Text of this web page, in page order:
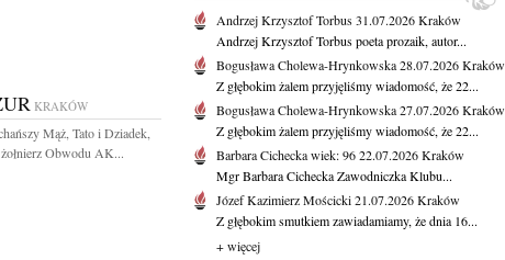
KRAKÓW
Mąż, Tato i Dziadek,
Obwodu AK...
Andrzej Krzysztof Torbus31.07.2026Kraków
Andrzej Krzysztof Torbus poeta prozaik, autor...
Bogusława Cholewa-Hrynkowska28.07.2026Kraków
Z głębokim żalem przyjęliśmy wiadomość, że 22...
Bogusława Cholewa-Hrynkowska27.07.2026Kraków
Z głębokim żalem przyjęliśmy wiadomość, że 22...
Barbara Cicheckawiek: 9622.07.2026Kraków
Mgr Barbara Cichecka Zawodniczka Klubu...
Józef Kazimierz Mościcki21.07.2026Kraków
Z głębokim smutkiem zawiadamiamy, że dnia 16...
+ więcej